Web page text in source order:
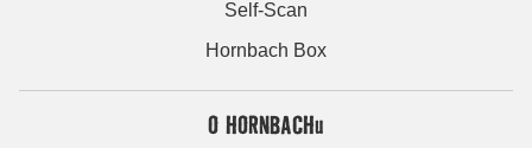
Self-Scan
Hornbach Box
O HORNBACHu